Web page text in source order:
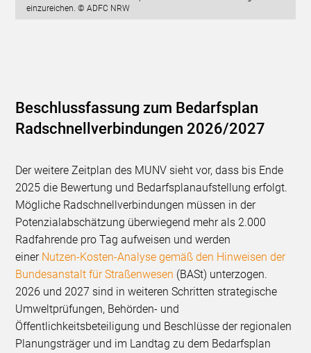
einzureichen. © ADFC NRW
Beschlussfassung zum Bedarfsplan
Radschnellverbindungen 2026/2027
Der weitere Zeitplan des MUNV sieht vor, dass bis Ende
2025 die Bewertung und Bedarfsplanaufstellung erfolgt.
Mögliche Radschnellverbindungen müssen in der
Potenzialabschätzung überwiegend mehr als 2.000
Radfahrende pro Tag aufweisen und werden
einer Nutzen-Kosten-Analyse gemäß den Hinweisen der
Bundesanstalt für Straßenwesen (BASt) unterzogen.
2026 und 2027 sind in weiteren Schritten strategische
Umweltprüfungen, Behörden- und
Öffentlichkeitsbeteiligung und Beschlüsse der regionalen
Planungsträger und im Landtag zu dem Bedarfsplan